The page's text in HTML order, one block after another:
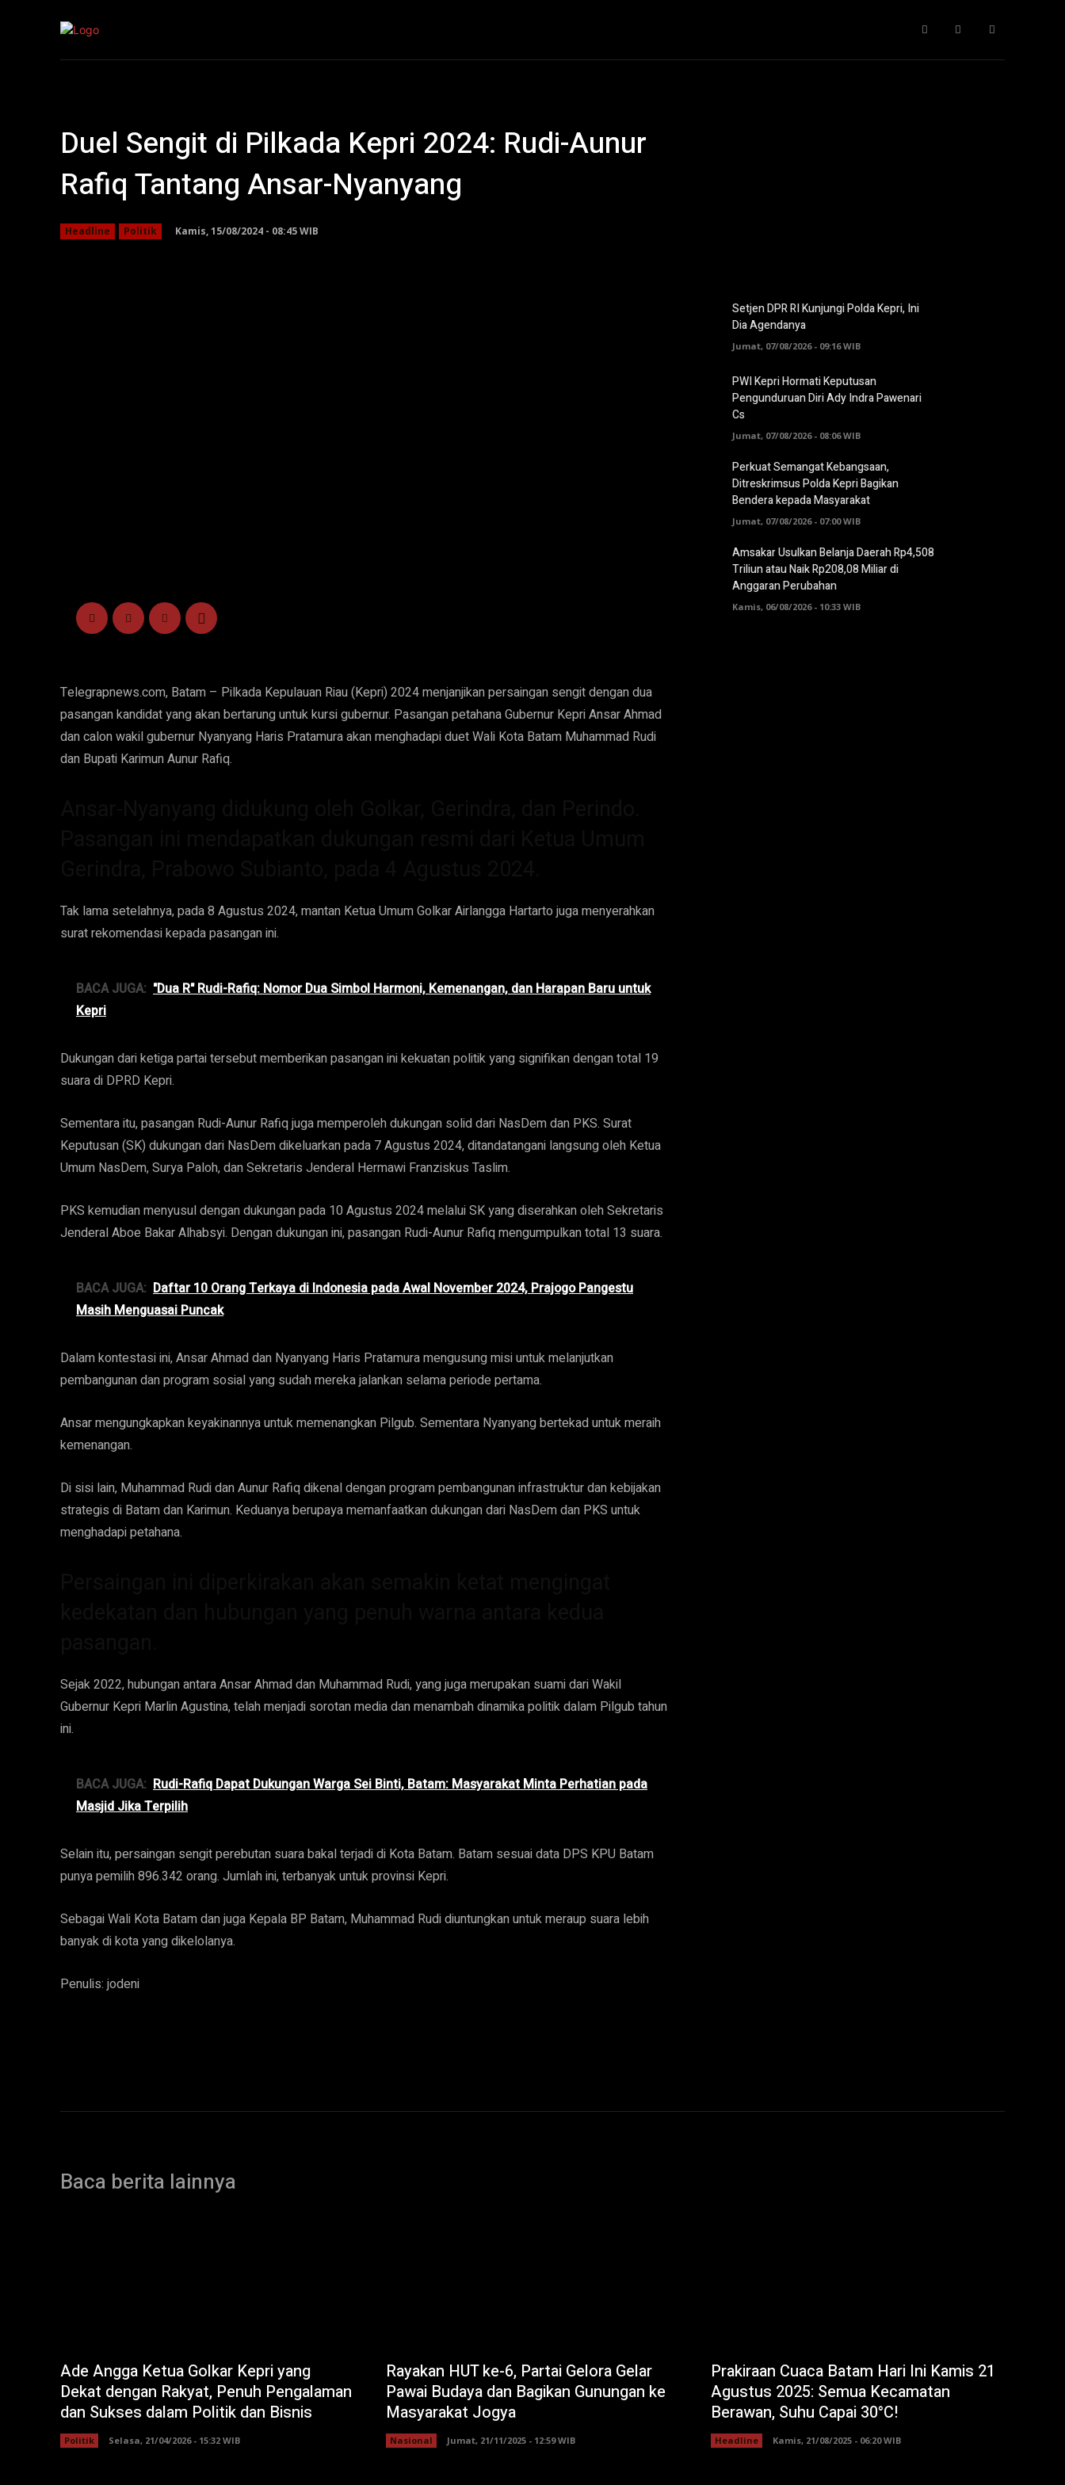
Pendidikan More
Duel Sengit di Pilkada Kepri 2024: Rudi-Aunur
Rafiq Tantang Ansar-Nyanyang
Headline Politik Kamis, 15/08/2024 - 08:45 WIB
Telegrapnews.com, Batam – Pilkada Kepulauan Riau (Kepri) 2024 menjanjikan persaingan sengit dengan dua
pasangan kandidat yang akan bertarung untuk kursi gubernur. Pasangan petahana Gubernur Kepri Ansar Ahmad
dan calon wakil gubernur Nyanyang Haris Pratamura akan menghadapi duet Wali Kota Batam Muhammad Rudi
dan Bupati Karimun Aunur Rafiq.
Tak lama setelahnya, pada 8 Agustus 2024, mantan Ketua Umum Golkar Airlangga Hartarto juga menyerahkan
surat rekomendasi kepada pasangan ini.
BACA JUGA: "Dua R" Rudi-Rafiq: Nomor Dua Simbol Harmoni, Kemenangan, dan Harapan Baru untuk
Kepri
Dukungan dari ketiga partai tersebut memberikan pasangan ini kekuatan politik yang signifikan dengan total 19
suara di DPRD Kepri.
Sementara itu, pasangan Rudi-Aunur Rafiq juga memperoleh dukungan solid dari NasDem dan PKS. Surat
Keputusan (SK) dukungan dari NasDem dikeluarkan pada 7 Agustus 2024, ditandatangani langsung oleh Ketua
Umum NasDem, Surya Paloh, dan Sekretaris Jenderal Hermawi Franziskus Taslim.
PKS kemudian menyusul dengan dukungan pada 10 Agustus 2024 melalui SK yang diserahkan oleh Sekretaris
Jenderal Aboe Bakar Alhabsyi. Dengan dukungan ini, pasangan Rudi-Aunur Rafiq mengumpulkan total 13 suara.
BACA JUGA: Daftar 10 Orang Terkaya di Indonesia pada Awal November 2024, Prajogo Pangestu
Masih Menguasai Puncak
Dalam kontestasi ini, Ansar Ahmad dan Nyanyang Haris Pratamura mengusung misi untuk melanjutkan
pembangunan dan program sosial yang sudah mereka jalankan selama periode pertama.
Ansar mengungkapkan keyakinannya untuk memenangkan Pilgub. Sementara Nyanyang bertekad untuk meraih
kemenangan.
Di sisi lain, Muhammad Rudi dan Aunur Rafiq dikenal dengan program pembangunan infrastruktur dan kebijakan
strategis di Batam dan Karimun. Keduanya berupaya memanfaatkan dukungan dari NasDem dan PKS untuk
menghadapi petahana.
Sejak 2022, hubungan antara Ansar Ahmad dan Muhammad Rudi, yang juga merupakan suami dari Wakil
Gubernur Kepri Marlin Agustina, telah menjadi sorotan media dan menambah dinamika politik dalam Pilgub tahun
ini.
BACA JUGA: Rudi-Rafiq Dapat Dukungan Warga Sei Binti, Batam: Masyarakat Minta Perhatian pada
Masjid Jika Terpilih
Selain itu, persaingan sengit perebutan suara bakal terjadi di Kota Batam. Batam sesuai data DPS KPU Batam
punya pemilih 896.342 orang. Jumlah ini, terbanyak untuk provinsi Kepri.
Sebagai Wali Kota Batam dan juga Kepala BP Batam, Muhammad Rudi diuntungkan untuk meraup suara lebih
banyak di kota yang dikelolanya.
Penulis: jodeni
Setjen DPR RI Kunjungi Polda Kepri, Ini
Dia Agendanya
Jumat, 07/08/2026 - 09:16 WIB
PWI Kepri Hormati Keputusan
Pengunduruan Diri Ady Indra Pawenari
Cs
Jumat, 07/08/2026 - 08:06 WIB
Perkuat Semangat Kebangsaan,
Ditreskrimsus Polda Kepri Bagikan
Bendera kepada Masyarakat
Jumat, 07/08/2026 - 07:00 WIB
Amsakar Usulkan Belanja Daerah Rp4,508
Triliun atau Naik Rp208,08 Miliar di
Anggaran Perubahan
Kamis, 06/08/2026 - 10:33 WIB
Baca berita lainnya
Ade Angga Ketua Golkar Kepri yang
Dekat dengan Rakyat, Penuh Pengalaman
dan Sukses dalam Politik dan Bisnis
Politik Selasa, 21/04/2026 - 15:32 WIB
Rayakan HUT ke-6, Partai Gelora Gelar
Pawai Budaya dan Bagikan Gunungan ke
Masyarakat Jogya
Nasional Jumat, 21/11/2025 - 12:59 WIB
Prakiraan Cuaca Batam Hari Ini Kamis 21
Agustus 2025: Semua Kecamatan
Berawan, Suhu Capai 30°C!
Headline Kamis, 21/08/2025 - 06:20 WIB